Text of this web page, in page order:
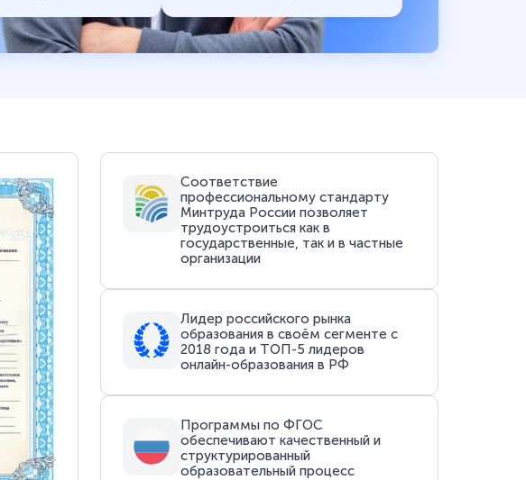
Соответствие
профессиональному стандарту
Минтруда России позволяет
трудоустроиться как в
государственные, так и в частные
организации
Лидер российского рынка
образования в своём сегменте с
2018 года и ТОП-5 лидеров
онлайн-образования в РФ
Программы по ФГОС
обеспечивают качественный и
структурированный
образовательный процесс